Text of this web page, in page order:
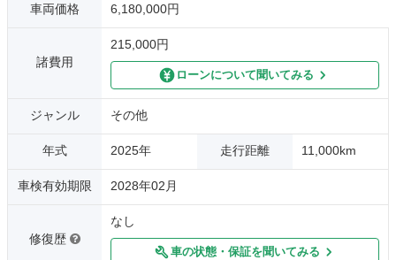
車両価格 6,180,000円
諸費用
215,000円
ローンについて聞いてみる
ジャンル その他
年式 2025年 走行距離 11,000km
車検有効期限 2028年02月
修復歴
なし
車の状態・保証を聞いてみる